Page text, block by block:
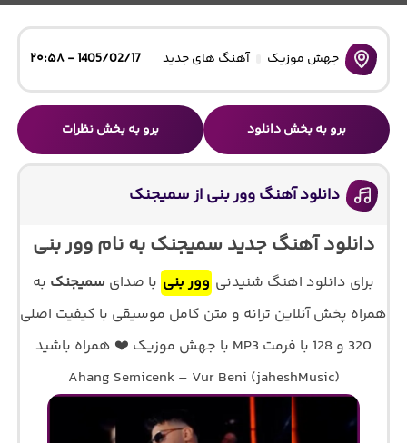
جهش موزیک آهنگ های جدید 1405/02/17 - ۲۰:۵۸
برو به بخش دانلود برو به بخش نظرات
دانلود آهنگ وور بنی از سمیجنک
دانلود آهنگ جدید سمیجنک به نام وور بنی
برای دانلود اهنگ شنیدنی وور بنی با صدای سمیجنک به
همراه پخش آنلاین ترانه و متن کامل موسیقی با کیفیت اصلی
320 و 128 با فرمت MP3 با جهش موزیک ❤️ همراه باشید
Ahang Semicenk – Vur Beni (jaheshMusic)